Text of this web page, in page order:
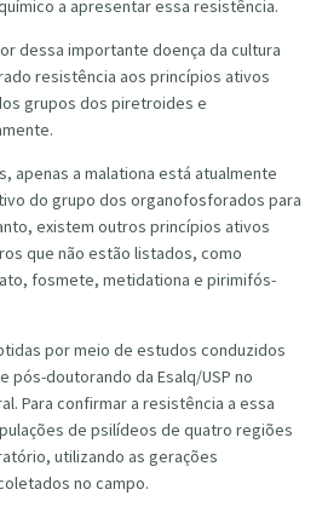
a apresentar essa resistência.
dessa importante doença da cultura
resistência aos princípios ativos
grupos dos piretroides e
apenas a malationa está atualmente
do grupo dos organofosforados para
existem outros princípios ativos
que não estão listados, como
fosmete, metidationa e pirimifós-
por meio de estudos conduzidos
pós-doutorando da Esalq/USP no
Para confirmar a resistência a essa
de psilídeos de quatro regiões
utilizando as gerações
no campo.